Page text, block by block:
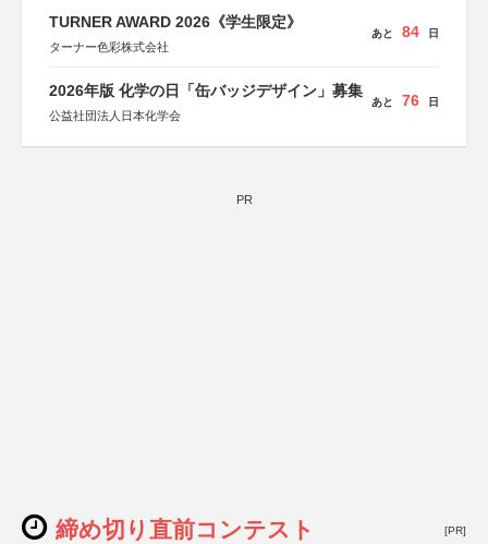
TURNER AWARD 2026《学生限定》
ターナー色彩株式会社
あと 84 日
2026年版 化学の日「缶バッジデザイン」募集
公益社団法人日本化学会
あと 76 日
PR
締め切り直前コンテスト [PR]